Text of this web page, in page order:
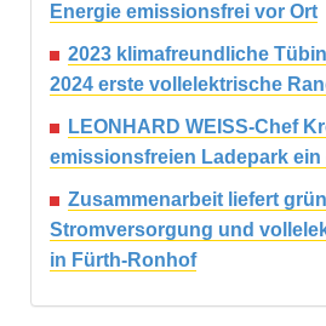
Energie emissionsfrei vor Ort
2023 klimafreundliche
2024 erste vollelektrische
LEONHARD WEISS-Chef
emissionsfreien Ladepark
Zusammenarbeit liefert
Stromversorgung und
in Fürth-Ronhof